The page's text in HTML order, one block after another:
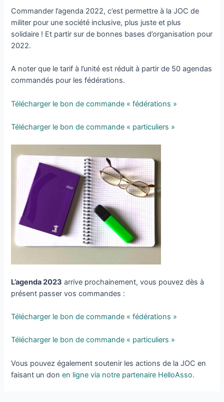
Commander l’agenda 2022, c’est permettre à la JOC de
militer pour une société inclusive, plus juste et plus
solidaire ! Et partir sur de bonnes bases d’organisation pour
2022.
A noter que le tarif à l’unité est réduit à partir de 50 agendas
commandés pour les fédérations.
Télécharger le bon de commande « fédérations »
Télécharger le bon de commande « particuliers »
L’agenda 2023 arrive prochainement, vous pouvez dès à
présent passer vos commandes :
Télécharger le bon de commande « fédérations »
Télécharger le bon de commande « particuliers »
Vous pouvez également soutenir les actions de la JOC en
faisant un donen ligne via notre partenaire HelloAsso.